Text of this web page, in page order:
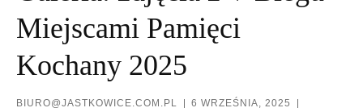
Miejscami Pamięci
Kochany 2025
BIURO@JASTKOWICE.COM.PL
6 WRZEŚNIA, 2025